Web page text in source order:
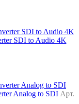
SDI to Audio 4K
Analog to SDI Арт.